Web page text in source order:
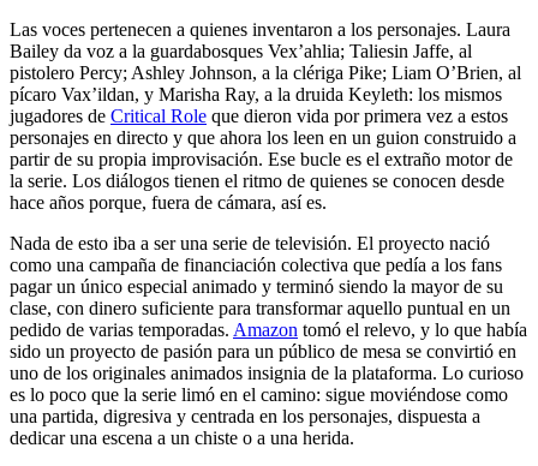
Las voces pertenecen a quienes inventaron a los personajes. Laura
Bailey da voz a la guardabosques Vex’ahlia; Taliesin Jaffe, al
pistolero Percy; Ashley Johnson, a la clériga Pike; Liam O’Brien, al
pícaro Vax’ildan, y Marisha Ray, a la druida Keyleth: los mismos
jugadores de Critical Role que dieron vida por primera vez a estos
personajes en directo y que ahora los leen en un guion construido a
partir de su propia improvisación. Ese bucle es el extraño motor de
la serie. Los diálogos tienen el ritmo de quienes se conocen desde
hace años porque, fuera de cámara, así es.
Nada de esto iba a ser una serie de televisión. El proyecto nació
como una campaña de financiación colectiva que pedía a los fans
pagar un único especial animado y terminó siendo la mayor de su
clase, con dinero suficiente para transformar aquello puntual en un
pedido de varias temporadas. Amazon tomó el relevo, y lo que había
sido un proyecto de pasión para un público de mesa se convirtió en
uno de los originales animados insignia de la plataforma. Lo curioso
es lo poco que la serie limó en el camino: sigue moviéndose como
una partida, digresiva y centrada en los personajes, dispuesta a
dedicar una escena a un chiste o a una herida.